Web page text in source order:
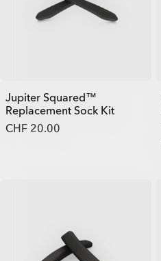
Jupiter Squared™
Replacement Sock Kit
CHF 20.00